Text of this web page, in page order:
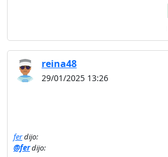
reina48
29/01/2025 13:26
ferdijo:
@ferdijo: